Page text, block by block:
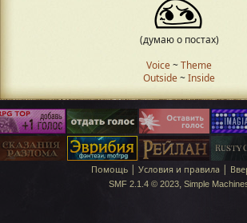
(думаю о постах)
Voice ~Theme
Outside ~Inside
Помощь | Условия и правила |
SMF 2.1.4 © 2023, Simple